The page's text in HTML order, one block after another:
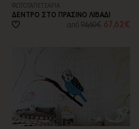
ΦΩΤΟΤΑΠΕΤΣΑΡΙA
ΔΕΝΤΡΟ ΣΤΟ ΠΡΑΣΙΝΟ ΛΙΒΑΔΙ
από96,60€ 67,62€